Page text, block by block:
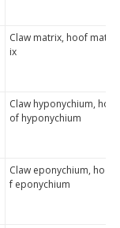
Claw matrix, hoof matr
ix
Claw hyponychium, ho
of hyponychium
Claw eponychium, hoo
f eponychium